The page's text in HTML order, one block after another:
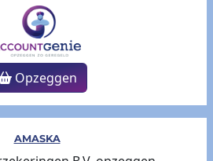
Opzeggen
AMASKA